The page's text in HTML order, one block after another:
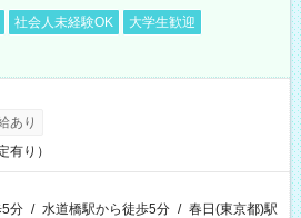
社会人未経験OK
大学生歓迎
あり
有り）
5分 / 水道橋駅から徒歩5分 / 春日(東京都)駅